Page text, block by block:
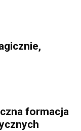
formacja